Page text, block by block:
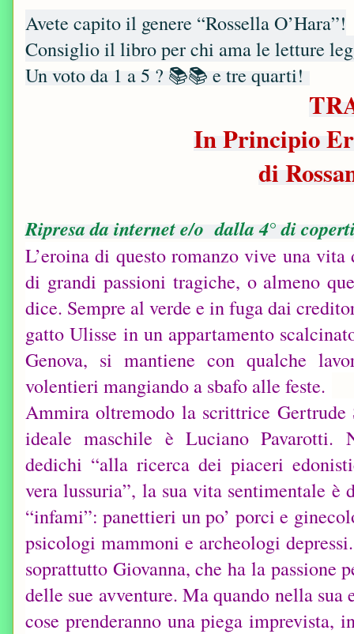
Avete capito il genere “Rossella O’Hara”!
Consiglio il libro per chi ama le letture
Un voto da 1 a 5 ? 📚📚 e tre quarti!
In Principio
di
Ripresa da internet e/o dalla 4° di
L’eroina di questo romanzo vive una
di grandi passioni tragiche, o almeno
dice. Sempre al verde e in fuga dai
gatto Ulisse in un appartamento
Genova, si mantiene con qualche
volentieri mangiando a sbafo alle feste.
Ammira oltremodo la scrittrice
ideale maschile è Luciano Pavarotti.
dedichi “alla ricerca dei piaceri
vera lussuria”, la sua vita sentimentale è
“infami”: panettieri un po’ porci e
psicologi mammoni e archeologi
soprattutto Giovanna, che ha la
delle sue avventure. Ma quando nella
cose prenderanno una piega imprevista,